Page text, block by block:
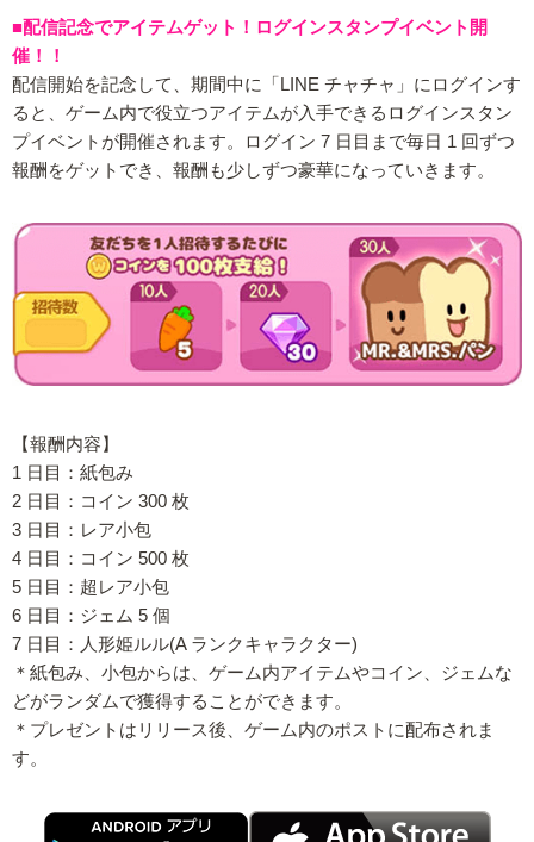
■配信記念でアイテムゲット！ログインスタンプイベント開
催！！
配信開始を記念して、期間中に「LINE チャチャ」にログインす
ると、ゲーム内で役立つアイテムが入手できるログインスタン
プイベントが開催されます。ログイン 7 日目まで毎日 1 回ずつ
報酬をゲットでき、報酬も少しずつ豪華になっていきます。
【報酬内容】
1 日目：紙包み
2 日目：コイン 300 枚
3 日目：レア小包
4 日目：コイン 500 枚
5 日目：超レア小包
6 日目：ジェム 5 個
7 日目：人形姫ルル(A ランクキャラクター)
＊紙包み、小包からは、ゲーム内アイテムやコイン、ジェムな
どがランダムで獲得することができます。
＊プレゼントはリリース後、ゲーム内のポストに配布されま
す。